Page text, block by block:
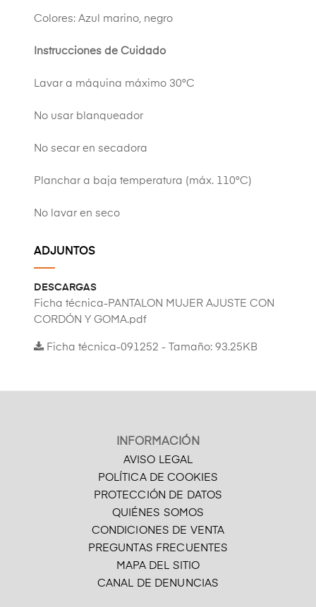
Colores: Azul marino, negro
Instrucciones de Cuidado
Lavar a máquina máximo 30°C
No usar blanqueador
No secar en secadora
Planchar a baja temperatura (máx. 110°C)
No lavar en seco
ADJUNTOS
DESCARGAS
Ficha técnica-PANTALON MUJER AJUSTE CON
CORDÓN Y GOMA.pdf
Ficha técnica-091252 - Tamaño: 93.25KB
INFORMACIÓN
AVISO LEGAL
POLÍTICA DE COOKIES
PROTECCIÓN DE DATOS
QUIÉNES SOMOS
CONDICIONES DE VENTA
PREGUNTAS FRECUENTES
MAPA DEL SITIO
CANAL DE DENUNCIAS